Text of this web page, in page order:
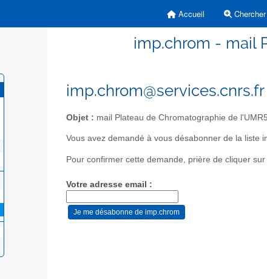
Accueil
imp.chrom - mail
imp.chrom@services.cnrs.fr
Objet : mail Plateau de Chromatographie de
Vous avez demandé à vous désabonner de la liste
Pour confirmer cette demande, prière de cliquer
Votre adresse email :